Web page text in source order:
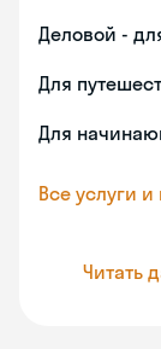
Деловой -
Для
Для
Все услуги
Читать